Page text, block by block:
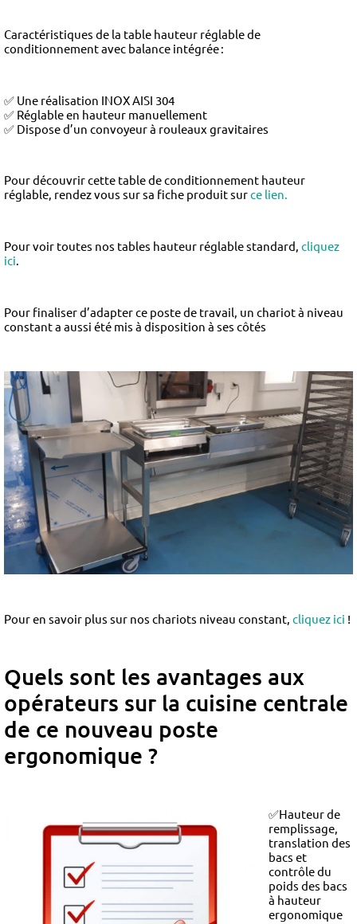
Caractéristiques de la table hauteur réglable de
conditionnement avec balance intégrée :
✅ Une réalisation INOX AISI 304
✅ Réglable en hauteur manuellement
✅ Dispose d’un convoyeur à rouleaux gravitaires
Pour découvrir cette table de conditionnement hauteur
réglable, rendez vous sur sa fiche produit surce lien.
Pour voir toutes nos tables hauteur réglable standard, cliquez
ici.
Pour finaliser d’adapter ce poste de travail, un chariot à niveau
constant a aussi été mis à disposition à ses côtés
Pour en savoir plus sur nos chariots niveau constant, cliquez ici !
Quels sont les avantages aux
opérateurs sur la cuisine centrale
de ce nouveau poste
ergonomique ?
✅Hauteur de
remplissage,
translation des
bacs et
contrôle du
poids des bacs
à hauteur
ergonomique